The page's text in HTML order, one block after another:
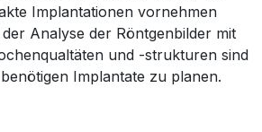
Implantationen vornehmen
Analyse der Röntgenbilder mit
und -strukturen sind
Implantate zu planen.